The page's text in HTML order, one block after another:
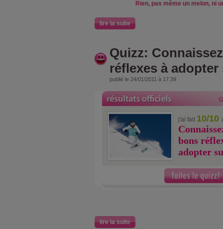
Rien, pas même un melon, ni
lire la suite
Quizz:
réflexes à
publié le 24/01/2011 à 17:39
j'ai fait 10/10
bons
adopter
lire la suite